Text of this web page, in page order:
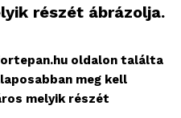
részét ábrázolja.
oldalon találta
meg kell
melyik részét